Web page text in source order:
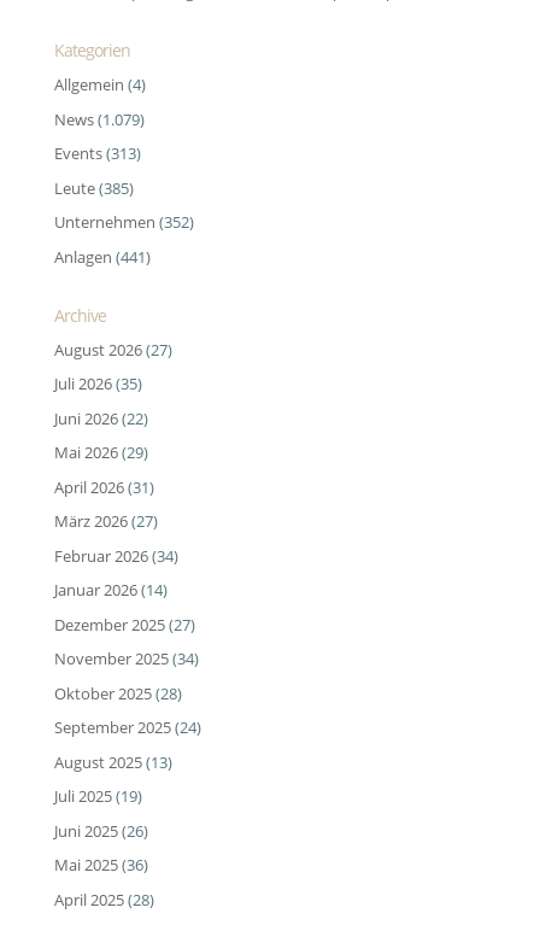
Kategorien
Allgemein (4)
News(1.079)
Events(313)
Leute(385)
Unternehmen (352)
Anlagen (441)
Archive
August 2026(27)
Juli 2026(35)
Juni 2026(22)
Mai 2026(29)
April 2026(31)
März 2026(27)
Februar 2026(34)
Januar 2026(14)
Dezember 2025(27)
November 2025(34)
Oktober 2025(28)
September 2025(24)
August 2025(13)
Juli 2025(19)
Juni 2025(26)
Mai 2025(36)
April 2025(28)